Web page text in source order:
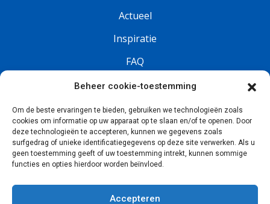
Beheer cookie-toestemming
Om de beste ervaringen te bieden, gebruiken we technologieën zoals
cookies om informatie op uw apparaat op te slaan en/of te openen. Door
deze technologieën te accepteren, kunnen we gegevens zoals
surfgedrag of unieke identificatiegegevens op deze site verwerken. Als u
geen toestemming geeft of uw toestemming intrekt, kunnen sommige
functies en opties hierdoor worden beïnvloed.
Accepteren
Actueel
Inspiratie
FAQ
Vacatures
Volg ons